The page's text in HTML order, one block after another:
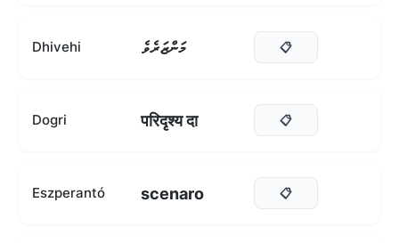
Dhivehi މަންޒަރެވެ 📋
Dogri परिदृश्य दा 📋
Eszperantó scenaro 📋